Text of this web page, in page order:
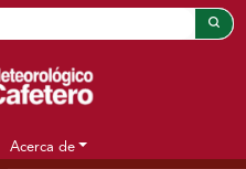
Acerca de